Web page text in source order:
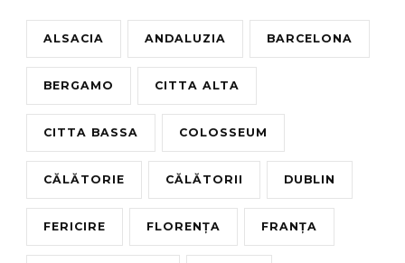
ALSACIA ANDALUZIA BARCELONA
BERGAMO CITTA ALTA
CITTA BASSA COLOSSEUM
CĂLĂTORIE CĂLĂTORII DUBLIN
FERICIRE FLORENȚA FRANȚA